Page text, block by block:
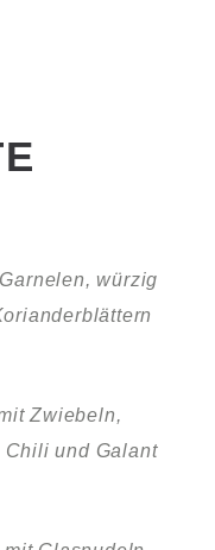
würzig
Zwiebeln,
Chili und Galant